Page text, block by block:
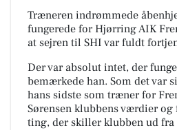
Træneren indrømmede
fungerede for Hjørring AIK
at sejren til SHI var fuldt
Der var absolut intet, der
bemærkede han. Som det var
hans sidste som træner for
Sørensen klubbens værdier
ting, der skiller klubben ud fra